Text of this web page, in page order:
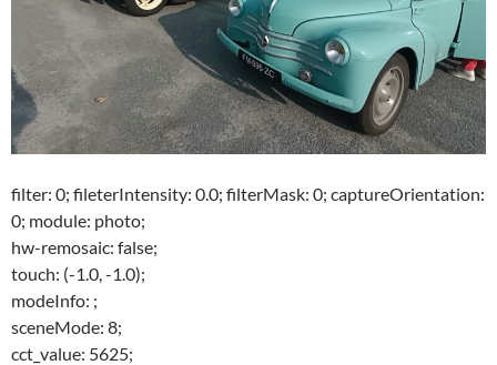
filter: 0; fileterIntensity: 0.0; filterMask: 0; captureOrientation:
0; module: photo;
hw-remosaic: false;
touch: (-1.0, -1.0);
modeInfo: ;
sceneMode: 8;
cct_value: 5625;